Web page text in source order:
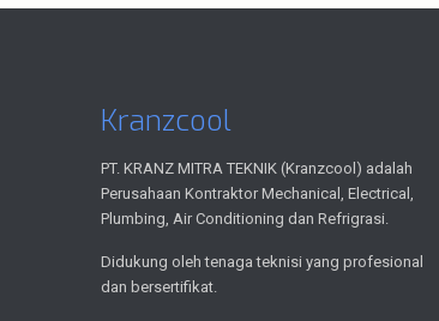
Kranzcool
PT. KRANZ MITRA TEKNIK (Kranzcool) adalah
Perusahaan Kontraktor Mechanical, Electrical,
Plumbing, Air Conditioning dan Refrigrasi.
Didukung oleh tenaga teknisi yang profesional
dan bersertifikat.